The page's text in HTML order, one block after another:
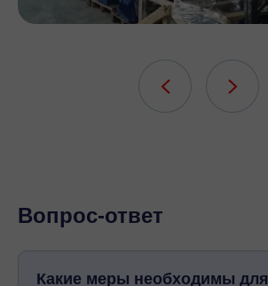
Вопрос-ответ
Какие меры необходимы для